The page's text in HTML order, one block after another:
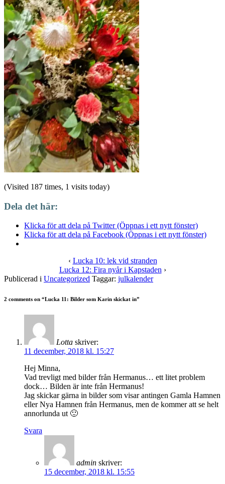
(Visited 187 times, 1 visits today)
Dela det här:
Klicka för att dela på Twitter (Öppnas i ett nytt fönster)
Klicka för att dela på Facebook (Öppnas i ett nytt fönster)
‹ Lucka 10: lek vid stranden
Lucka 12: Fira nyår i Kapstaden ›
Publicerad i Uncategorized Taggar: julkalender
2 comments on “Lucka 11: Bilder som Karin skickat in”
Lotta skriver:
11 december, 2018 kl. 15:27
Hej Minna,
Vad trevligt med bilder från Hermanus… ett litet problem
dock… Bilden är inte från Hermanus!
Jag skickar gärna in bilder som visar antingen Gamla Hamnen
eller Nya Hamnen från Hermanus, men de kommer att se helt
annorlunda ut 🙂
Svara
admin skriver:
15 december, 2018 kl. 15:55